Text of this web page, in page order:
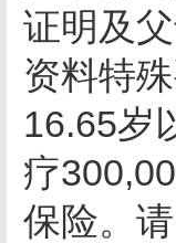
证明及
资料特
16.65岁
疗
保险。